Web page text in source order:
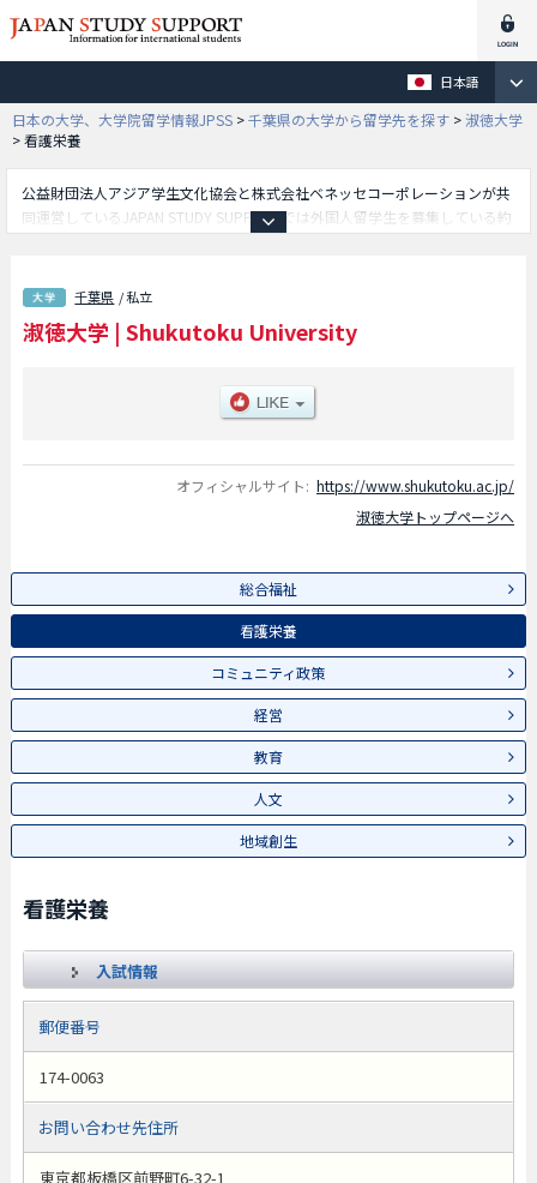
日本語
日本の大学、大学院留学情報JPSS >千葉県の大学から留学先を探す >淑徳大学
>看護栄養
公益財団法人アジア学生文化協会と株式会社ベネッセコーポレーションが共
同運営しているJAPAN STUDY SUPPORTでは外国人留学生を募集している約
栄養学部やコミュニティ政策学部や経営学部や教育学部や人文学部や地域創
生学部等、学部別情報や、募集定員や合格者数など入試情報、施設案内、ア
クセスなど外国人留学生に必要な情報を掲載しているので是非ご利用くださ
千葉県 / 私立
淑徳大学 | Shukutoku University
オフィシャルサイト: https://www.shukutoku.ac.jp/
淑徳大学トップページへ
総合福祉
看護栄養
コミュニティ政策
経営
教育
人文
地域創生
看護栄養
入試情報
郵便番号
174-0063
お問い合わせ先住所
東京都板橋区前野町6-32-1